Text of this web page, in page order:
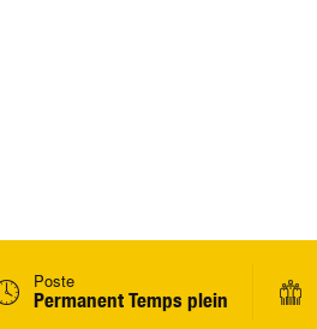
Poste
Permanent Temps plein